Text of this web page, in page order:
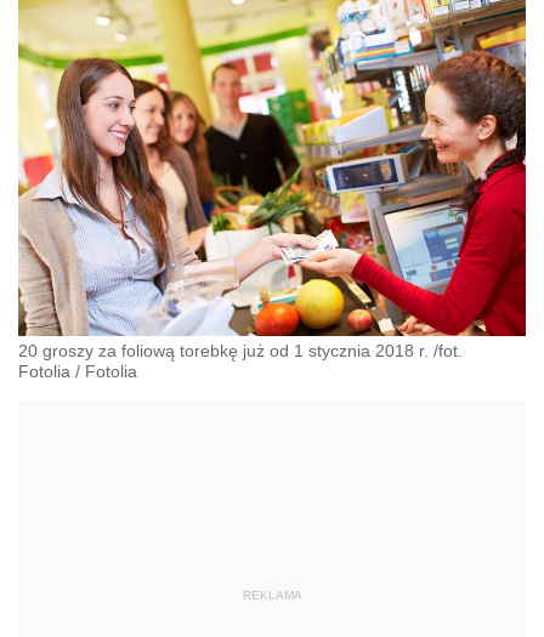
20 groszy za foliową torebkę już od 1 stycznia 2018 r. /fot.
Fotolia / Fotolia